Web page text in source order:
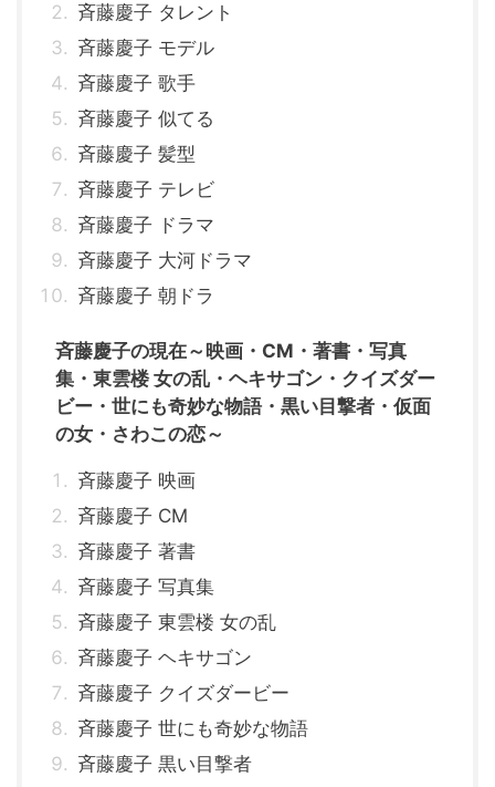
斉藤慶子 タレント
斉藤慶子 モデル
斉藤慶子 歌手
斉藤慶子 似てる
斉藤慶子 髪型
斉藤慶子 テレビ
斉藤慶子 ドラマ
斉藤慶子 大河ドラマ
斉藤慶子 朝ドラ
斉藤慶子の現在～映画・CM・著書・写真
集・東雲楼 女の乱・ヘキサゴン・クイズダー
ビー・世にも奇妙な物語・黒い目撃者・仮面
の女・さわこの恋～
斉藤慶子 映画
斉藤慶子 CM
斉藤慶子 著書
斉藤慶子 写真集
斉藤慶子 東雲楼 女の乱
斉藤慶子 ヘキサゴン
斉藤慶子 クイズダービー
斉藤慶子 世にも奇妙な物語
斉藤慶子 黒い目撃者